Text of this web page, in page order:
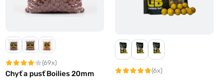
(69x)
Chyť a pusť Boilies 20mm
(6x)